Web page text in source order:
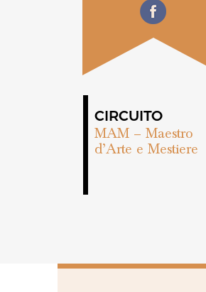
CIRCUITO
MAM – Maestro
d’Arte e Mestiere